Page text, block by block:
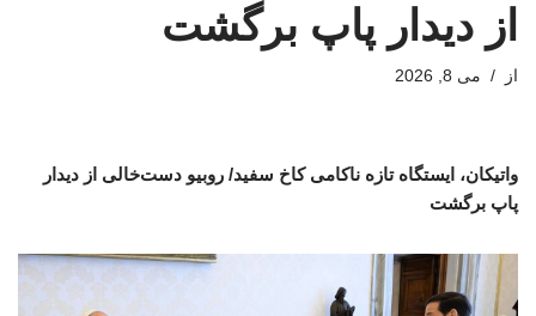
از دیدار پاپ برگشت
از می 8, 2026
واتیکان، ایستگاه تازه ناکامی کاخ سفید/ روبیو دست‌خالی از دیدار
پاپ برگشت